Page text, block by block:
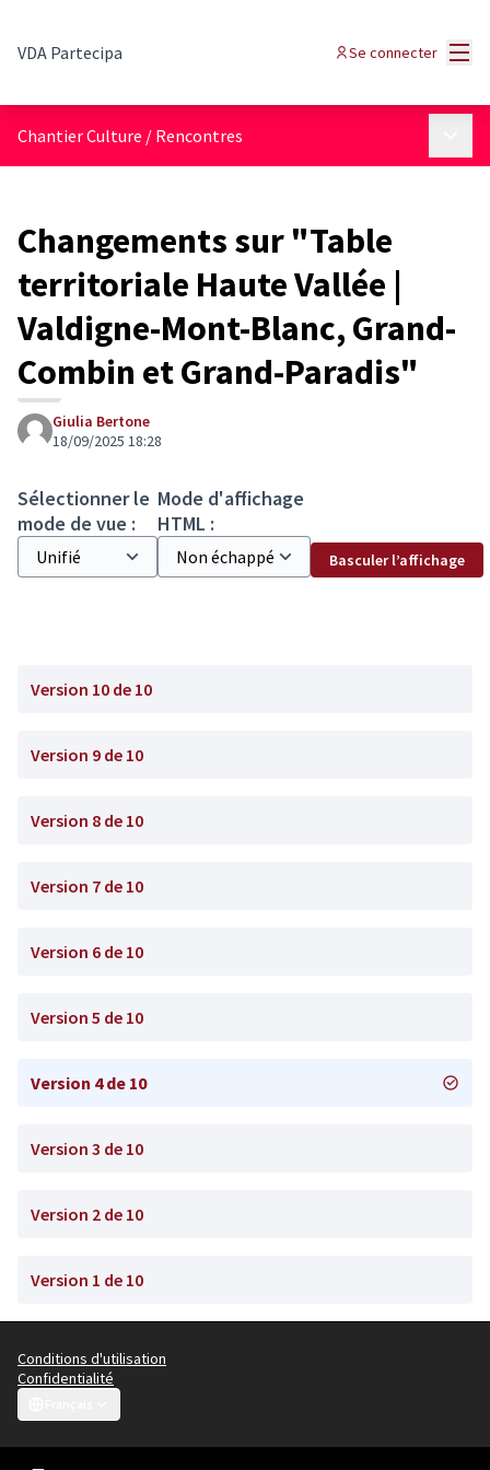
VDA Partecipa Se connecter
Chantier Culture / Rencontres
Changements sur "Table
territoriale Haute Vallée |
Valdigne-Mont-Blanc, Grand-
Combin et Grand-Paradis"
Giulia Bertone
18/09/2025 18:28
Sélectionner le
mode de vue :
Mode d'affichage
HTML :
Basculer l’affichage
Version 10 de 10
Version 9 de 10
Version 8 de 10
Version 7 de 10
Version 6 de 10
Version 5 de 10
Version 4 de 10
Version 3 de 10
Version 2 de 10
Version 1 de 10
Conditions d'utilisation
Confidentialité